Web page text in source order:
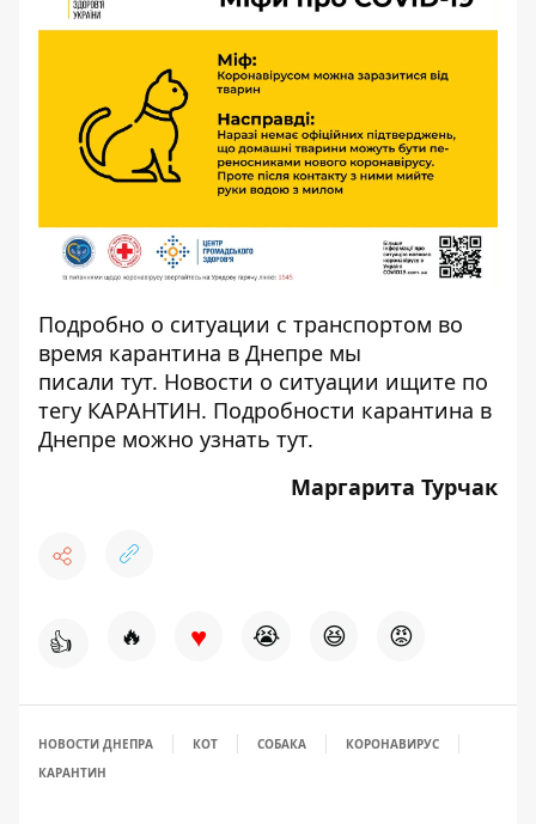
Подробно о ситуации с транспортом во
время карантина в Днепре мы
писали тут. Новости о ситуации ищите по
тегу КАРАНТИН. Подробности карантина в
Днепре можно узнать тут.
Маргарита Турчак
👍 🔥 ♥ 😭 😆 😡
НОВОСТИ ДНЕПРА КОТ СОБАКА
КОРОНАВИРУС
КАРАНТИН